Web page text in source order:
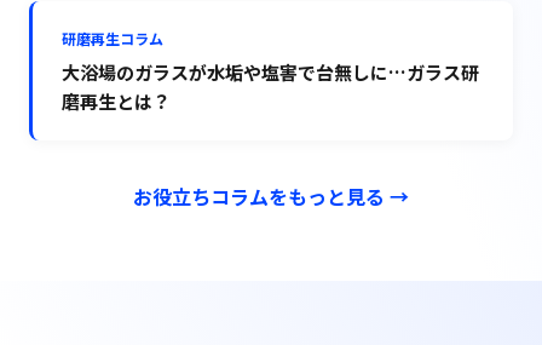
研磨再生コラム
大浴場のガラスが水垢や塩害で台無しに…ガラス研
磨再生とは？
お役立ちコラムをもっと見る →